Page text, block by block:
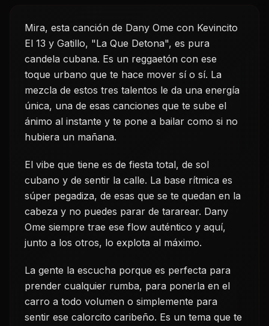
Mira, esta canción de Dany Ome con Kevincito
El 13 y Gatillo, "La Que Detona", es pura
candela cubana. Es un reggaetón con ese
toque urbano que te hace mover sí o sí. La
mezcla de estos tres talentos le da una energía
única, una de esas canciones que te sube el
ánimo al instante y te pone a bailar como si no
hubiera un mañana.
El vibe que tiene es de fiesta total, de sol
cubano y de sentir la calle. La base rítmica es
súper pegadiza, de esas que se te quedan en la
cabeza y no puedes parar de tararear. Dany
Ome siempre trae ese flow auténtico y aquí,
junto a los otros, lo explota al máximo.
La gente la escucha porque es perfecta para
prender cualquier rumba, para ponerla en el
carro a todo volumen o simplemente para
sentir ese calorcito caribeño. Es un tema que te